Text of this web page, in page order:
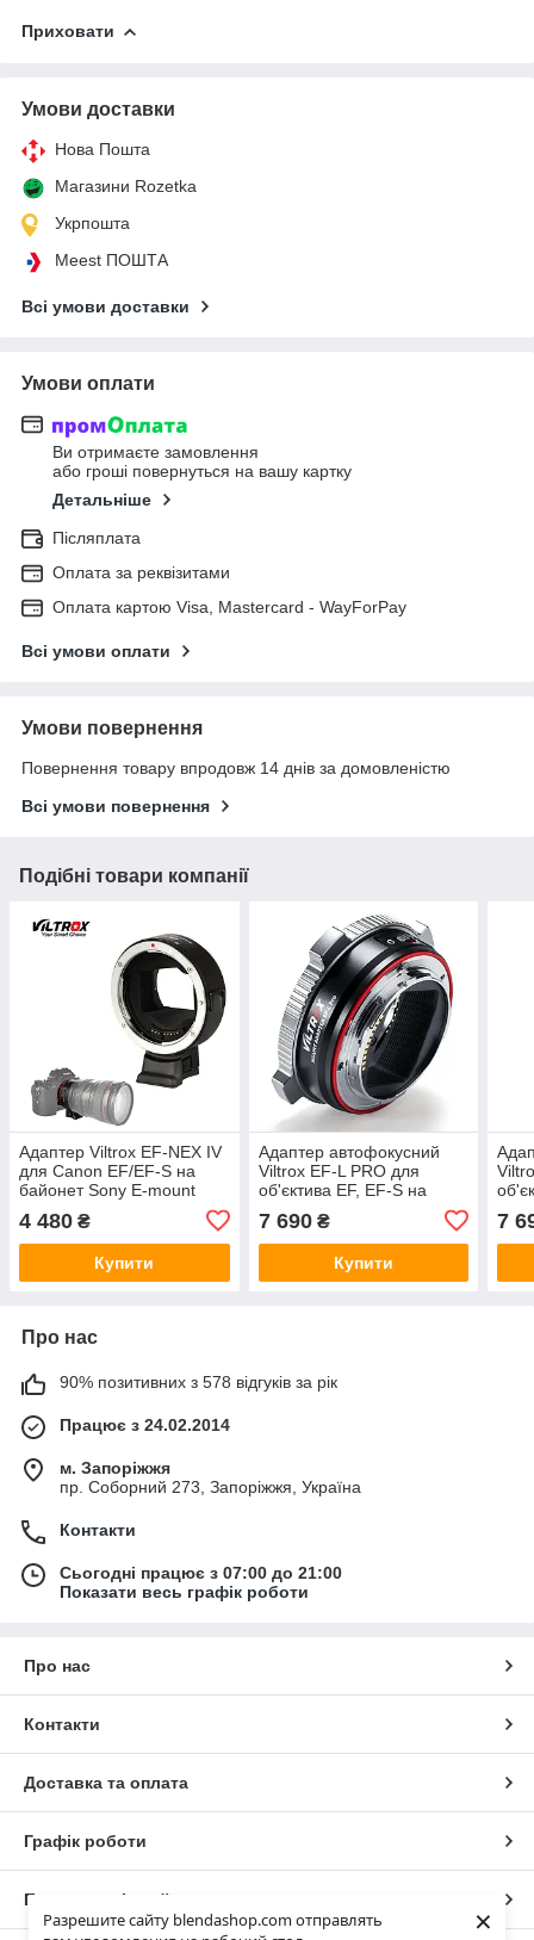
Разрешите сайту blendashop.com отправлять
×
Приховати
Умови доставки
Нова Пошта
Магазини Rozetka
Укрпошта
Meest ПОШТА
Всі умови доставки
Умови оплати
Ви отримаєте замовлення
або гроші повернуться на вашу картку
Детальніше
Післяплата
Оплата за реквізитами
Оплата картою Visa, Mastercard - WayForPay
Всі умови оплати
Умови повернення
Повернення товару впродовж 14 днів за домовленістю
Всі умови повернення
Подібні товари компанії
Адаптер Viltrox EF-NEX IV
для Canon EF/EF-S на
байонет Sony E-mount
автофокусний
4 480 ₴
Купити
Адаптер автофокусний
Viltrox EF-L PRO для
об'єктива EF, EF-S на
байонет Panasonic-L (L-
mount Leica L, Sigma L)
7 690₴
Купити
7
Про нас
90% позитивних з 578 відгуків за рік
Працює з 24.02.2014
м. Запоріжжя
пр. Соборний 273, Запоріжжя, Україна
Контакти
Сьогодні працює з 07:00 до 21:00
Показати весь графік роботи
Про нас
Контакти
Доставка та оплата
Графік роботи
Повна версія сайту